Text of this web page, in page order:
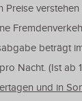
Preise
beträgt
Nacht. (Ist ab
und in